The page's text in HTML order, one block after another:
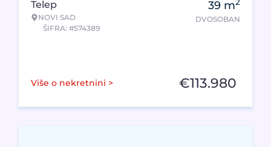
Telep
NOVI SAD
ŠIFRA: #574389
39 m2
DVOSOBAN
Više o nekretnini > €113.980